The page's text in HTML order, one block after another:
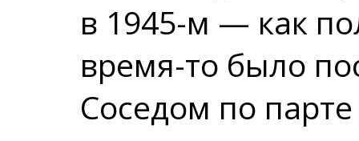
в 1945-м — как
время-то было
Соседом по